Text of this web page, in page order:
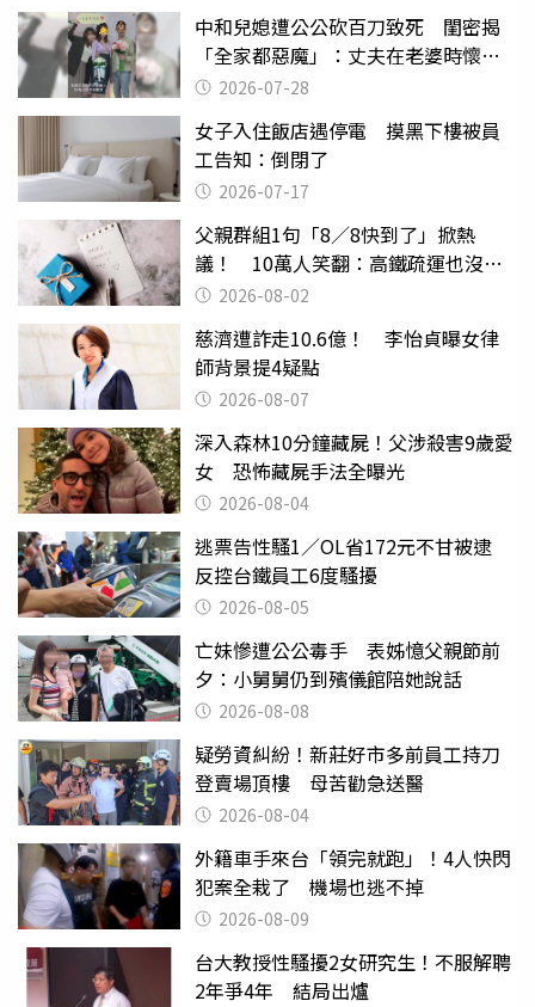
中和兒媳遭公公砍百刀致死 閨密揭
「全家都惡魔」：丈夫在老婆時懷孕
摔東西
2026-07-28
女子入住飯店遇停電 摸黑下樓被員
工告知：倒閉了
2026-07-17
父親群組1句「8／8快到了」掀熱
議！ 10萬人笑翻：高鐵疏運也沒列
父親節
2026-08-02
慈濟遭詐走10.6億！ 李怡貞曝女律
師背景提4疑點
2026-08-07
深入森林10分鐘藏屍！父涉殺害9歲愛
女 恐怖藏屍手法全曝光
2026-08-04
逃票告性騷1／OL省172元不甘被逮
反控台鐵員工6度騷擾
2026-08-05
亡妹慘遭公公毒手 表姊憶父親節前
夕：小舅舅仍到殯儀館陪她說話
2026-08-08
疑勞資糾紛！新莊好市多前員工持刀
登賣場頂樓 母苦勸急送醫
2026-08-04
外籍車手來台「領完就跑」！4人快閃
犯案全栽了 機場也逃不掉
2026-08-09
台大教授性騷擾2女研究生！不服解聘
2年爭4年 結局出爐